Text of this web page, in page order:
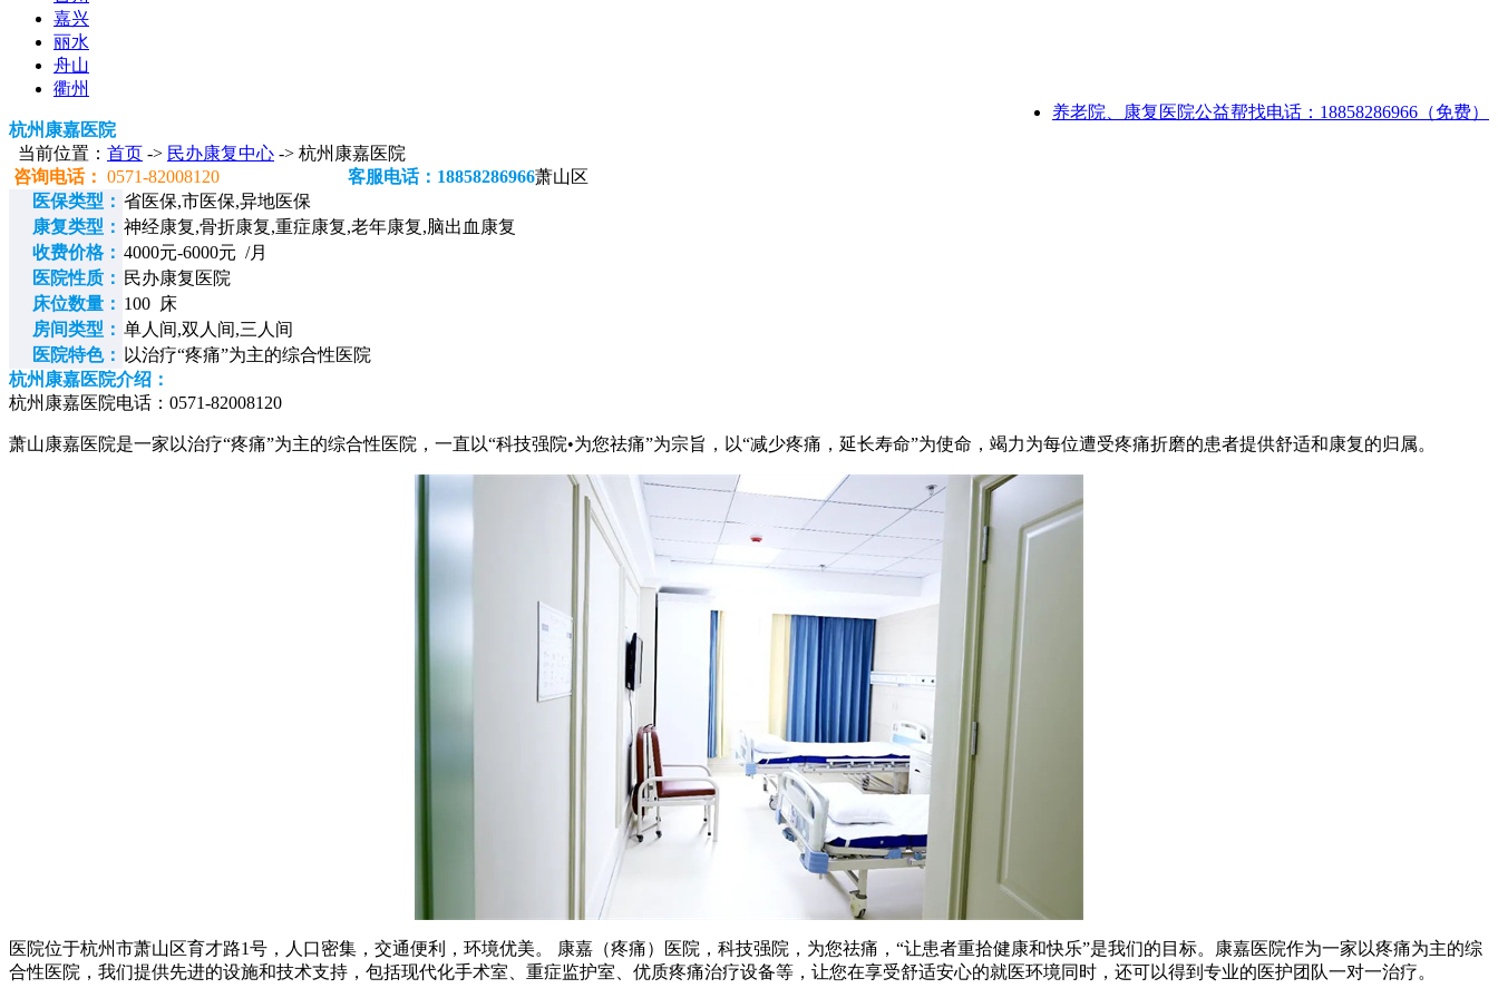
嘉兴
丽水
舟山
衢州
养老院、康复医院公益帮找电话：18858286966（免费）
杭州康嘉医院
当前位置： 首页 -> 民办康复中心 -> 杭州康嘉医院
咨询电话： 0571-82008120 客服电话：18858286966萧山区
医保类型： 省医保,市医保,异地医保
康复类型： 神经康复,骨折康复,重症康复,老年康复,脑出血康复
收费价格： 4000元-6000元 /月
医院性质： 民办康复医院
床位数量： 100 床
房间类型： 单人间,双人间,三人间
医院特色：
以治疗“疼痛”为主的综合性医院
杭州康嘉医院介绍：
杭州康嘉医院电话：0571-82008120
萧山康嘉医院是一家以治疗“疼痛”为主的综合性医院，一直以“科技强院•为您祛痛”为宗旨，以“减少疼痛，延长寿命”为使命，竭力为每位遭受疼痛折磨的患者提供舒适和康复的归属。
医院位于杭州市萧山区育才路1号，人口密集，交通便利，环境优美。 康嘉（疼痛）医院，科技强院，为您祛痛，“让患者重拾健康和快乐”是我们的目标。康嘉医院作为一家以疼痛为主的综
合性医院，我们提供先进的设施和技术支持，包括现代化手术室、重症监护室、优质疼痛治疗设备等，让您在享受舒适安心的就医环境同时，还可以得到专业的医护团队一对一治疗。